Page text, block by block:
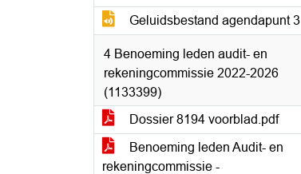
Geluidsbestand agendapunt 3
4 Benoeming leden audit- en
rekeningcommissie 2022-2026
(1133399)
Dossier 8194 voorblad.pdf
Benoeming leden Audit- en
rekeningcommissie -